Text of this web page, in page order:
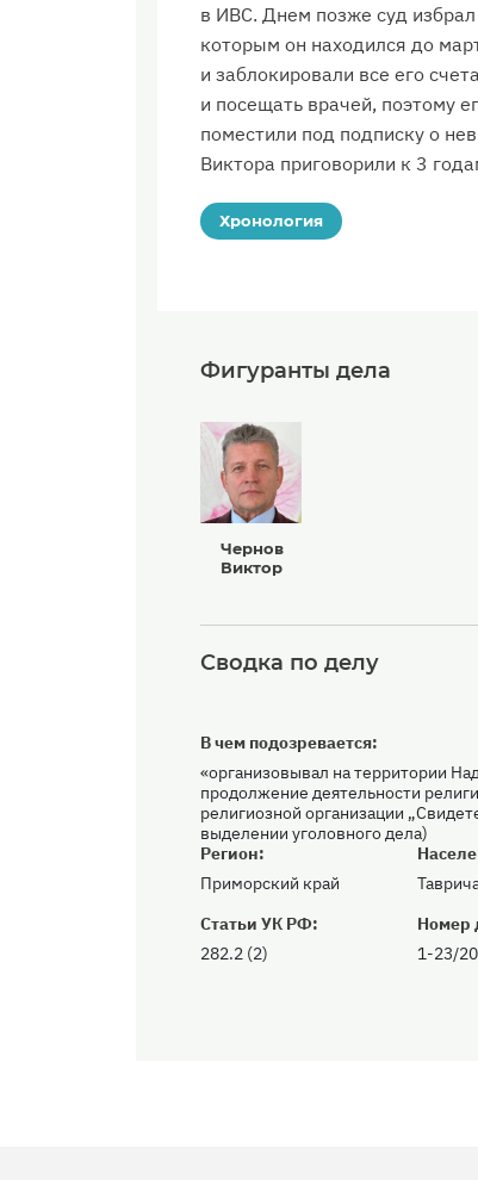
в ИВС. Днем позже суд
которым он находился до
и заблокировали все его
и посещать врачей, поэтому
поместили под подписку о
Виктора приговорили к 3
Хронология
Фигуранты дела
Чернов
Виктор
Сводка по делу
Регион:
Приморский край
В чем подозревается:
«организовывал на территории
продолжение деятельности
религиозной организации
выделении уголовного дела)
Статьи УК РФ:
282.2 (2)
Номер
1-23/